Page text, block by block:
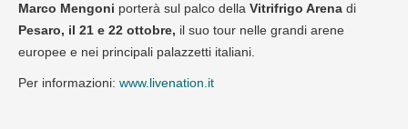
Marco Mengoni porterà sul palco della Vitrifrigo Arena di
Pesaro, il 21 e 22 ottobre, il suo tour nelle grandi arene
europee e nei principali palazzetti italiani.
Per informazioni: www.livenation.it